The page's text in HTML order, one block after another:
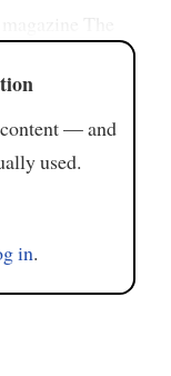
— and
used.
in.